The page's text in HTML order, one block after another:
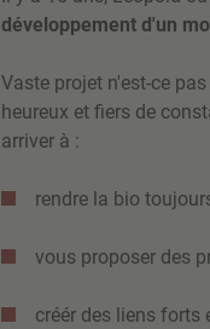
développement d'un
Vaste projet n'est-ce
heureux et fiers de
arriver à :
rendre la bio
vous proposer des
créér des liens forts